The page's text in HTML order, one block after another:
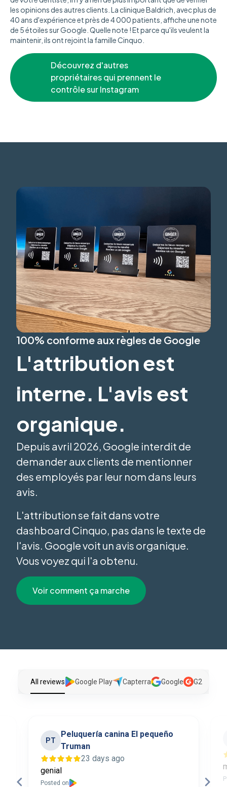
les opinions des autres clients. La clinique Baldrich, avec plus de
40 ans d'expérience et près de 4 000 patients, affiche une note
de 5 étoiles sur Google. Quelle note ! Et parce qu'ils veulent la
maintenir, ils ont rejoint la famille Cinquo.
Découvrez d'autres
propriétaires qui prennent le
contrôle sur Instagram
100% conforme aux règles de Google
L'attribution est
interne. L'avis est
organique.
Depuis avril 2026, Google interdit de
demander aux clients de mentionner
des employés par leur nom dans leurs
avis.
L'attribution se fait dans votre
dashboard Cinquo, pas dans le texte de
l'avis. Google voit un avis organique.
Vous voyez qui l'a obtenu.
Voir comment ça marche
All reviews Google Play Capterra Google G2
PT
Peluquería canina El pequeño
Truman
23 days ago
genial
Posted on